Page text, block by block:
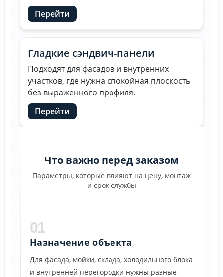
Перейти
Гладкие сэндвич-панели
Подходят для фасадов и внутренних
участков, где нужна спокойная плоскость
без выраженного профиля.
Перейти
Что важно перед заказом
Параметры, которые влияют на цену, монтаж
и срок службы
01
Назначение объекта
Для фасада, мойки, склада, холодильного блока
и внутренней перегородки нужны разные